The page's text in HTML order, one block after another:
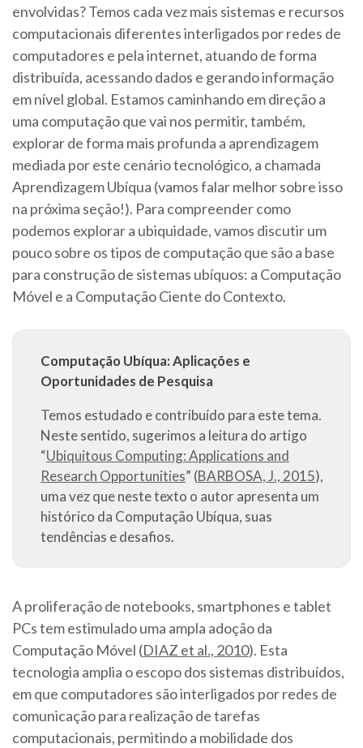
envolvidas? Temos cada vez mais sistemas e recursos
computacionais diferentes interligados por redes de
computadores e pela internet, atuando de forma
distribuída, acessando dados e gerando informação
em nível global. Estamos caminhando em direção a
uma computação que vai nos permitir, também,
explorar de forma mais profunda a aprendizagem
mediada por este cenário tecnológico, a chamada
Aprendizagem Ubíqua (vamos falar melhor sobre isso
na próxima seção!). Para compreender como
podemos explorar a ubiquidade, vamos discutir um
pouco sobre os tipos de computação que são a base
para construção de sistemas ubíquos: a Computação
Móvel e a Computação Ciente do Contexto.
Computação Ubíqua: Aplicações e
Oportunidades de Pesquisa
Temos estudado e contribuído para este tema.
Neste sentido, sugerimos a leitura do artigo
“Ubiquitous Computing: Applications and
Research Opportunities” (BARBOSA, J., 2015),
uma vez que neste texto o autor apresenta um
histórico da Computação Ubíqua, suas
tendências e desafios.
A proliferação de notebooks, smartphones e tablet
PCs tem estimulado uma ampla adoção da
Computação Móvel (DIAZ et al., 2010). Esta
tecnologia amplia o escopo dos sistemas distribuídos,
em que computadores são interligados por redes de
comunicação para realização de tarefas
computacionais, permitindo a mobilidade dos